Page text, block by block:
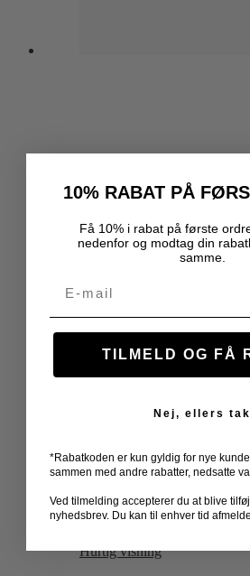
Hurtig visning
10% RABAT PÅ
Få 10% i rabat på første
nedenfor og modtag din
samme.
Email
TILMELD OG FÅ
Nej, ellers tak
*Rabatkoden er kun gyldig for nye
sammen med andre rabatter, nedsatte
Ved tilmelding accepterer du at blive
nyhedsbrev. Du kan til enhver tid